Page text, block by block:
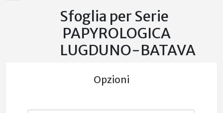
Sfoglia per Serie
PAPYROLOGICA
LUGDUNO-BATAVA
Opzioni